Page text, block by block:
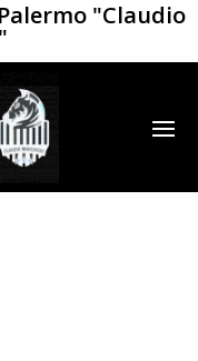
"Claudio